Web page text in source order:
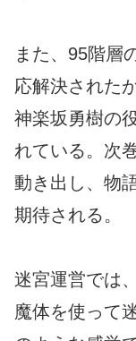
また、95階層
応解決された
神楽坂勇樹の
れている。次
動き出し、物
期待される。
迷宮運営では
魔体を使って